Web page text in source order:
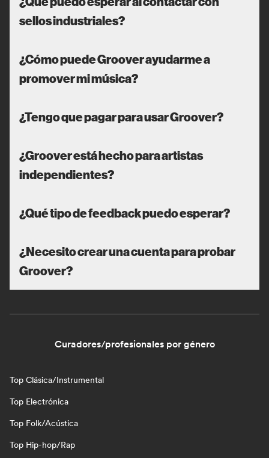
sellos industriales?
¿Cómo puede Groover ayudarme a
promover mi música?
¿Tengo que pagar para usar Groover?
¿Groover está hecho para artistas
independientes?
¿Qué tipo de feedback puedo esperar?
¿Necesito crear una cuenta para probar
Groover?
Curadores/profesionales por género
Top Clásica/Instrumental
Top Electrónica
Top Folk/Acústica
Top Hip-hop/Rap